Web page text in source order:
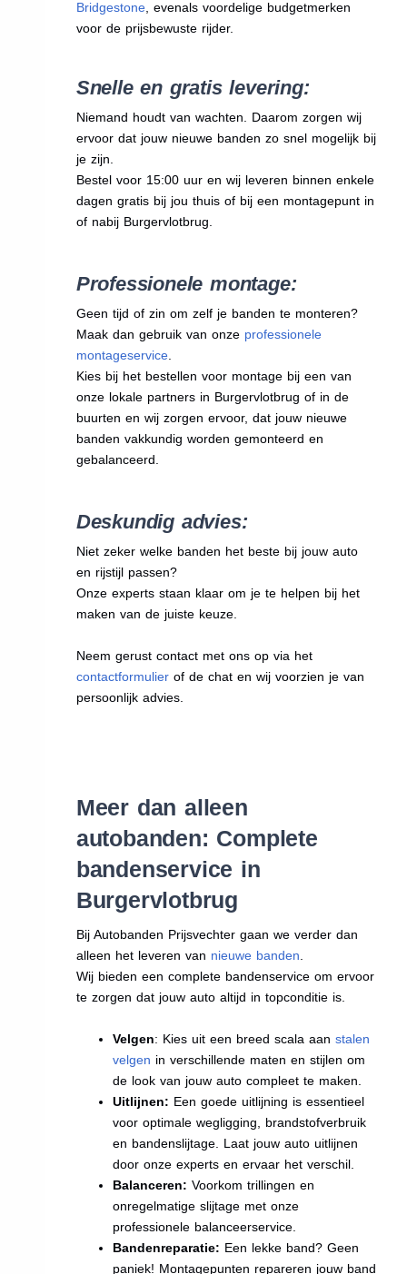
Bridgestone, evenals voordelige budgetmerken
voor de prijsbewuste rijder.
Snelle en gratis levering:
Niemand houdt van wachten. Daarom zorgen wij
ervoor dat jouw nieuwe banden zo snel mogelijk bij
je zijn.
Bestel voor 15:00 uur en wij leveren binnen enkele
dagen gratis bij jou thuis of bij een montagepunt in
of nabij Burgervlotbrug.
Professionele montage:
Geen tijd of zin om zelf je banden te monteren?
Maak dan gebruik van onze professionele
montageservice.
Kies bij het bestellen voor montage bij een van
onze lokale partners in Burgervlotbrug of in de
buurten en wij zorgen ervoor, dat jouw nieuwe
banden vakkundig worden gemonteerd en
gebalanceerd.
Deskundig advies:
Niet zeker welke banden het beste bij jouw auto
en rijstijl passen?
Onze experts staan klaar om je te helpen bij het
maken van de juiste keuze.
Neem gerust contact met ons op via het
contactformulierof de chat en wij voorzien je van
persoonlijk advies.
Meer dan alleen
autobanden: Complete
bandenservice in
Burgervlotbrug
Bij Autobanden Prijsvechter gaan we verder dan
alleen het leveren van nieuwe banden.
Wij bieden een complete bandenservice om ervoor
te zorgen dat jouw auto altijd in topconditie is.
Velgen: Kies uit een breed scala aan stalen
velgen in verschillende maten en stijlen om
de look van jouw auto compleet te maken.
Uitlijnen: Een goede uitlijning is essentieel
voor optimale wegligging, brandstofverbruik
en bandenslijtage. Laat jouw auto uitlijnen
door onze experts en ervaar het verschil.
Balanceren: Voorkom trillingen en
onregelmatige slijtage met onze
professionele balanceerservice.
Bandenreparatie: Een lekke band? Geen
paniek! Montagepunten repareren jouw band